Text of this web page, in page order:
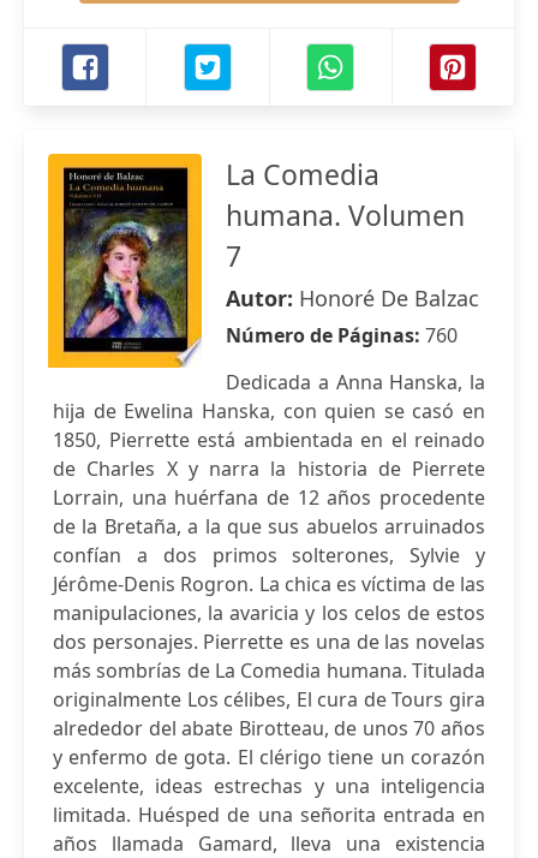
La Comedia
humana. Volumen
7
Autor: Honoré De Balzac
Número de Páginas: 760
Dedicada a Anna Hanska, la
hija de Ewelina Hanska, con quien se casó en
1850, Pierrette está ambientada en el reinado
de Charles X y narra la historia de Pierrete
Lorrain, una huérfana de 12 años procedente
de la Bretaña, a la que sus abuelos arruinados
confían a dos primos solterones, Sylvie y
Jérôme-Denis Rogron. La chica es víctima de las
manipulaciones, la avaricia y los celos de estos
dos personajes. Pierrette es una de las novelas
más sombrías de La Comedia humana. Titulada
originalmente Los célibes, El cura de Tours gira
alrededor del abate Birotteau, de unos 70 años
y enfermo de gota. El clérigo tiene un corazón
excelente, ideas estrechas y una inteligencia
limitada. Huésped de una señorita entrada en
años llamada Gamard, lleva una existencia